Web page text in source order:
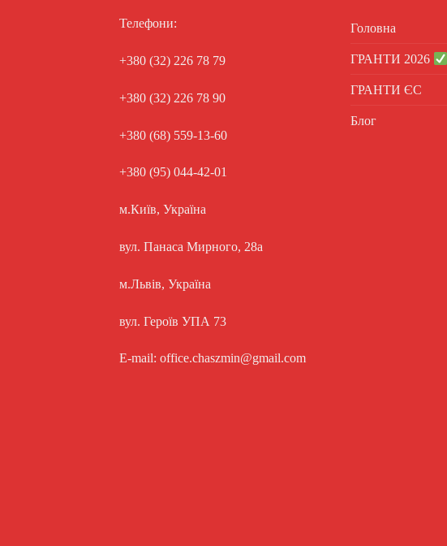
Телефони:
+380 (32) 226 78 79
+380 (32) 226 78 90
+380 (68) 559-13-60
+380 (95) 044-42-01
м.Київ, Україна
вул. Панаса Мирного, 28а
м.Львів, Україна
вул. Героїв УПА 73
E-mail: office.chaszmin@gmail.com
Головна
ГРАНТИ 2026
ГРАНТИ ЄС
Блог